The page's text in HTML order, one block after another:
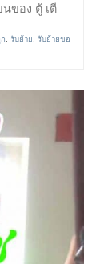
ของ ตู้ เตี
, รับย้าย, รับย้ายขอ